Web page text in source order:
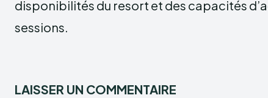
disponibilités du resort et des capacités
sessions.
LAISSER UN COMMENTAIRE